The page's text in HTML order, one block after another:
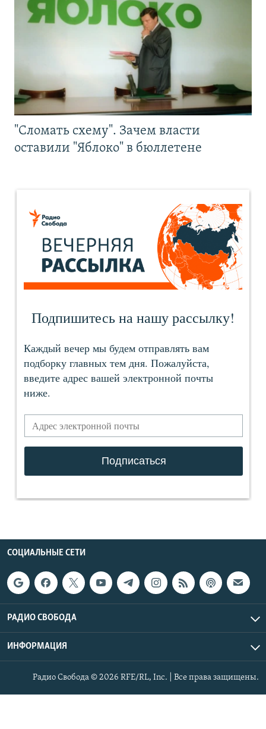
"Сломать схему". Зачем власти
оставили "Яблоко" в бюллетене
СОЦИАЛЬНЫЕ СЕТИ
РАДИО СВОБОДА
ИНФОРМАЦИЯ
Радио Свобода © 2026 RFE/RL, Inc. | Все права защищены.